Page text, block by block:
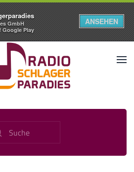
GmbH
Google Play
ANSEHEN